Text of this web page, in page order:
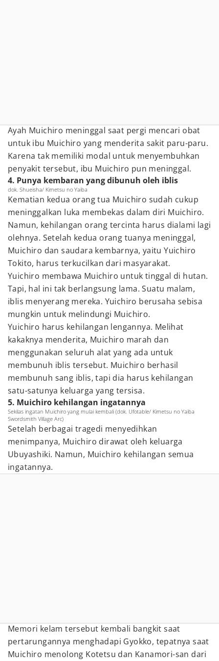
Ayah Muichiro meninggal saat pergi mencari obat
untuk ibu Muichiro yang menderita sakit paru-paru.
Karena tak memiliki modal untuk menyembuhkan
penyakit tersebut, ibu Muichiro pun meninggal.
4. Punya kembaran yang dibunuh oleh iblis
dok. Shueisha/ Kimetsu no Yaiba
Kematian kedua orang tua Muichiro sudah cukup
meninggalkan luka membekas dalam diri Muichiro.
Namun, kehilangan orang tercinta harus dialami lagi
olehnya. Setelah kedua orang tuanya meninggal,
Muichiro dan saudara kembarnya, yaitu Yuichiro
Tokito, harus terkucilkan dari masyarakat.
Yuichiro membawa Muichiro untuk tinggal di hutan.
Tapi, hal ini tak berlangsung lama. Suatu malam,
iblis menyerang mereka. Yuichiro berusaha sebisa
mungkin untuk melindungi Muichiro.
Yuichiro harus kehilangan lengannya. Melihat
kakaknya menderita, Muichiro marah dan
menggunakan seluruh alat yang ada untuk
membunuh iblis tersebut. Muichiro berhasil
membunuh sang iblis, tapi dia harus kehilangan
satu-satunya keluarga yang tersisa.
5. Muichiro kehilangan ingatannya
Sekilas ingatan Muichiro yang mulai kembali (dok. Ufotable/ Kimetsu no Yaiba
Swordsmith Village Arc)
Setelah berbagai tragedi menyedihkan
menimpanya, Muichiro dirawat oleh keluarga
Ubuyashiki. Namun, Muichiro kehilangan semua
ingatannya.
Memori kelam tersebut kembali bangkit saat
pertarungannya menghadapi Gyokko, tepatnya saat
Muichiro menolong Kotetsu dan Kanamori-san dari